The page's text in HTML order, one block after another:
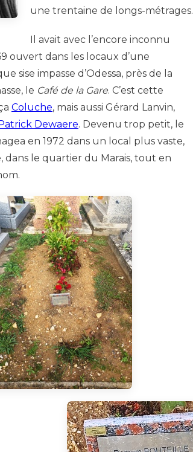
une trentaine de longs-métrages.
Il avait avec l’encore inconnu
ouvert dans les locaux d’une
sise impasse d’Odessa, près de la
le Café de la Gare. C’est cette
Coluche, mais aussi Gérard Lanvin,
Dewaere. Devenu trop petit, le
en 1972 dans un local plus vaste,
dans le quartier du Marais, tout en